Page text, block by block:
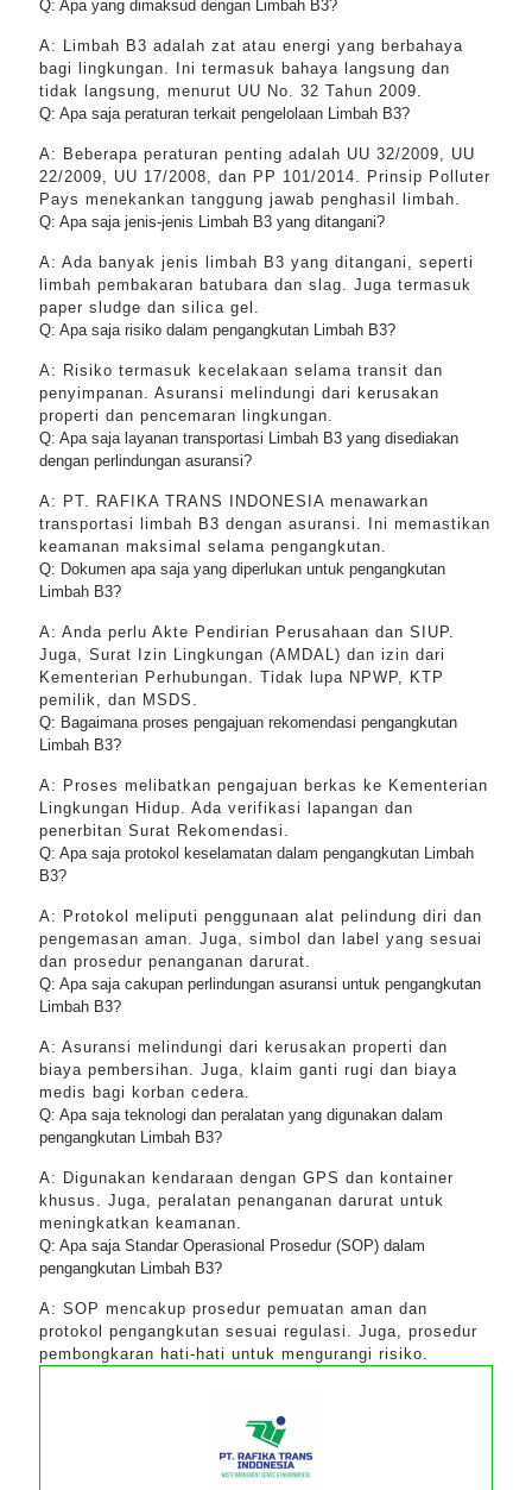
Q: Apa yang dimaksud dengan Limbah B3?
A: Limbah B3 adalah zat atau energi yang berbahaya
bagi lingkungan. Ini termasuk bahaya langsung dan
tidak langsung, menurut UU No. 32 Tahun 2009.
Q: Apa saja peraturan terkait pengelolaan Limbah B3?
A: Beberapa peraturan penting adalah UU 32/2009, UU
22/2009, UU 17/2008, dan PP 101/2014. Prinsip Polluter
Pays menekankan tanggung jawab penghasil limbah.
Q: Apa saja jenis-jenis Limbah B3 yang ditangani?
A: Ada banyak jenis limbah B3 yang ditangani, seperti
limbah pembakaran batubara dan slag. Juga termasuk
paper sludge dan silica gel.
Q: Apa saja risiko dalam pengangkutan Limbah B3?
A: Risiko termasuk kecelakaan selama transit dan
penyimpanan. Asuransi melindungi dari kerusakan
properti dan pencemaran lingkungan.
Q: Apa saja layanan transportasi Limbah B3 yang disediakan
dengan perlindungan asuransi?
A: PT. RAFIKA TRANS INDONESIA menawarkan
transportasi limbah B3 dengan asuransi. Ini memastikan
keamanan maksimal selama pengangkutan.
Q: Dokumen apa saja yang diperlukan untuk pengangkutan
Limbah B3?
A: Anda perlu Akte Pendirian Perusahaan dan SIUP.
Juga, Surat Izin Lingkungan (AMDAL) dan izin dari
Kementerian Perhubungan. Tidak lupa NPWP, KTP
pemilik, dan MSDS.
Q: Bagaimana proses pengajuan rekomendasi pengangkutan
Limbah B3?
A: Proses melibatkan pengajuan berkas ke Kementerian
Lingkungan Hidup. Ada verifikasi lapangan dan
penerbitan Surat Rekomendasi.
Q: Apa saja protokol keselamatan dalam pengangkutan Limbah
B3?
A: Protokol meliputi penggunaan alat pelindung diri dan
pengemasan aman. Juga, simbol dan label yang sesuai
dan prosedur penanganan darurat.
Q: Apa saja cakupan perlindungan asuransi untuk pengangkutan
Limbah B3?
A: Asuransi melindungi dari kerusakan properti dan
biaya pembersihan. Juga, klaim ganti rugi dan biaya
medis bagi korban cedera.
Q: Apa saja teknologi dan peralatan yang digunakan dalam
pengangkutan Limbah B3?
A: Digunakan kendaraan dengan GPS dan kontainer
khusus. Juga, peralatan penanganan darurat untuk
meningkatkan keamanan.
Q: Apa saja Standar Operasional Prosedur (SOP) dalam
pengangkutan Limbah B3?
A: SOP mencakup prosedur pemuatan aman dan
protokol pengangkutan sesuai regulasi. Juga, prosedur
pembongkaran hati-hati untuk mengurangi risiko.